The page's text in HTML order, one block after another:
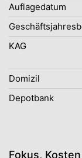
Auflagedatum
KAG
Domizil
Depotbank
Fokus,